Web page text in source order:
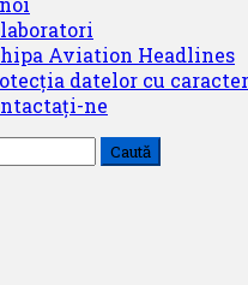
Aviation Headlines
datelor cu
ne